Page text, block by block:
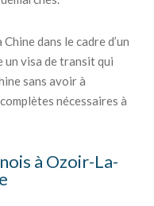
dans le cadre d’un
un visa de transit qui
sans avoir à
nécessaires à
à Ozoir-La-